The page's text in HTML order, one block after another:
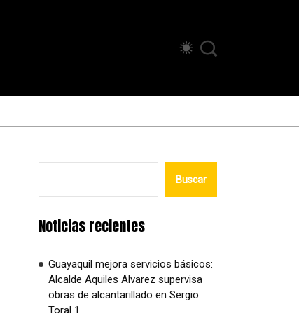
Buscar
Noticias recientes
Guayaquil mejora servicios básicos:
Alcalde Aquiles Alvarez supervisa
obras de alcantarillado en Sergio
Toral 1